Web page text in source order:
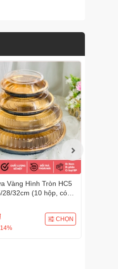
Vàng Hình Tròn HC5
28/32cm (10 hộp, có
bánh các loại
CHỌN